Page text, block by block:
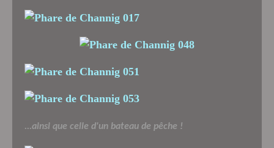
...ainsi que celle d'un bateau de pêche !